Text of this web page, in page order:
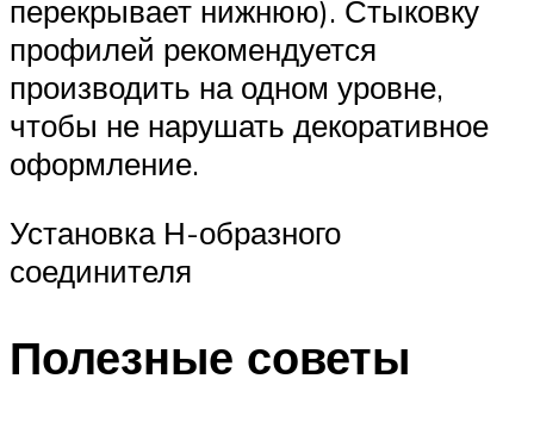
перекрывает нижнюю). Стыковку
профилей рекомендуется
производить на одном уровне,
чтобы не нарушать декоративное
оформление.
Установка Н-образного
соединителя
Полезные советы